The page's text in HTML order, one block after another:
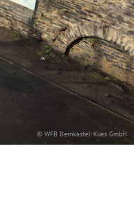
© WFB Bernkastel-Kues GmbH